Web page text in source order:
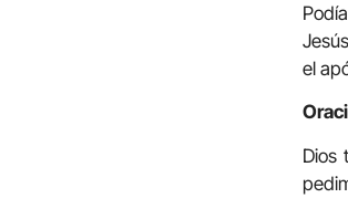
el
Dios